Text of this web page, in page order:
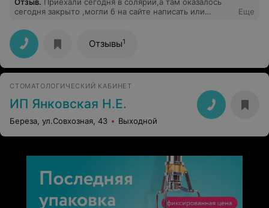
сегодня закрыто ,могли б на сайте написать или
не ехать с другого города и уехать обратно
Еще
Отзывы1
СТОМАТОЛОГИЧЕСКИЙ КАБИНЕТ
ИП Янковская Н.Е.
Береза, ул.Совхозная, 43 Выходной